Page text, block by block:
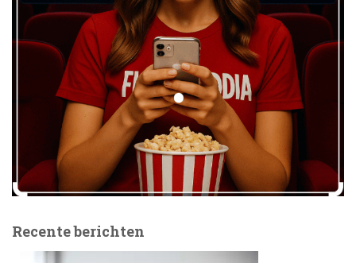
Recente berichten